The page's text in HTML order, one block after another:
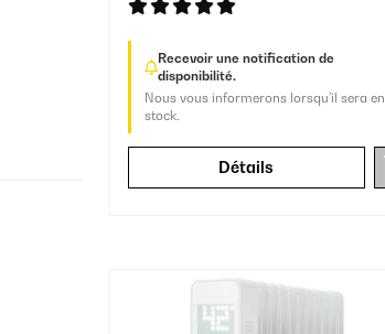
Recevoir une notification de
disponibilité.
Nous vous informerons lorsqu’il sera en
stock.
Détails